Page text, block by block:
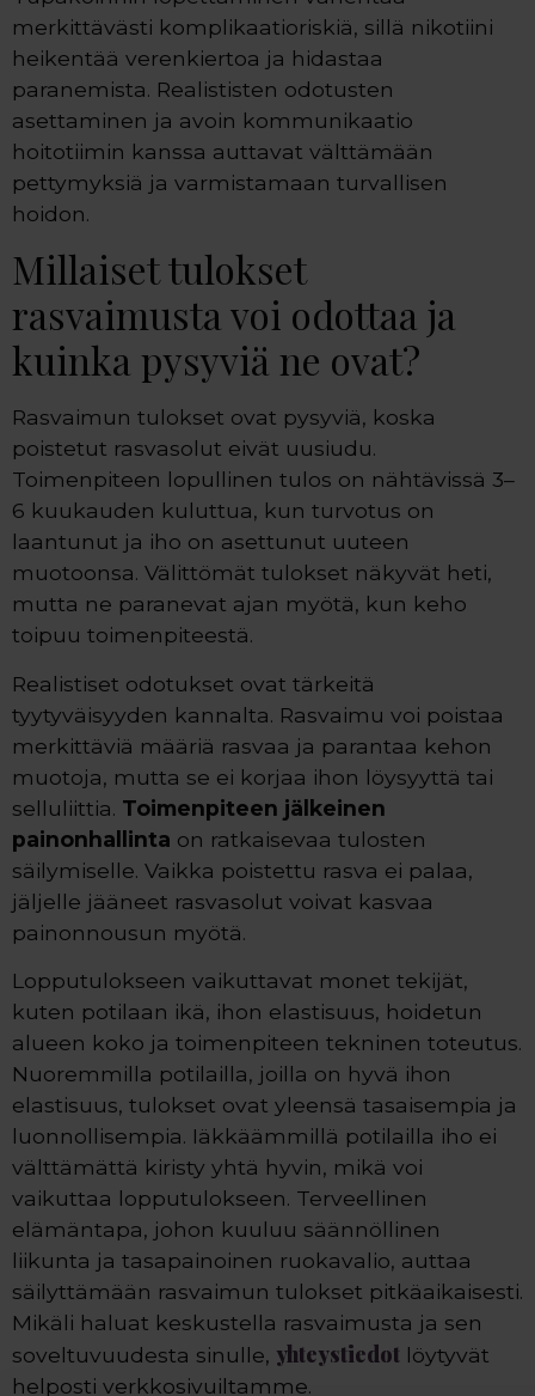
merkittävästi komplikaatioriskiä, sillä nikotiini
heikentää verenkiertoa ja hidastaa
paranemista. Realististen odotusten
asettaminen ja avoin kommunikaatio
hoitotiimin kanssa auttavat välttämään
pettymyksiä ja varmistamaan turvallisen
hoidon.
Millaiset tulokset
rasvaimusta voi odottaa ja
kuinka pysyviä ne ovat?
Rasvaimun tulokset ovat pysyviä, koska
poistetut rasvasolut eivät uusiudu.
Toimenpiteen lopullinen tulos on nähtävissä 3–
6 kuukauden kuluttua, kun turvotus on
laantunut ja iho on asettunut uuteen
muotoonsa. Välittömät tulokset näkyvät heti,
mutta ne paranevat ajan myötä, kun keho
toipuu toimenpiteestä.
Realistiset odotukset ovat tärkeitä
tyytyväisyyden kannalta. Rasvaimu voi poistaa
merkittäviä määriä rasvaa ja parantaa kehon
muotoja, mutta se ei korjaa ihon löysyyttä tai
selluliittia. Toimenpiteen jälkeinen
painonhallinta on ratkaisevaa tulosten
säilymiselle. Vaikka poistettu rasva ei palaa,
jäljelle jääneet rasvasolut voivat kasvaa
painonnousun myötä.
Lopputulokseen vaikuttavat monet tekijät,
kuten potilaan ikä, ihon elastisuus, hoidetun
alueen koko ja toimenpiteen tekninen toteutus.
Nuoremmilla potilailla, joilla on hyvä ihon
elastisuus, tulokset ovat yleensä tasaisempia ja
luonnollisempia. Iäkkäämmillä potilailla iho ei
välttämättä kiristy yhtä hyvin, mikä voi
vaikuttaa lopputulokseen. Terveellinen
elämäntapa, johon kuuluu säännöllinen
liikunta ja tasapainoinen ruokavalio, auttaa
säilyttämään rasvaimun tulokset pitkäaikaisesti.
Mikäli haluat keskustella rasvaimusta ja sen
soveltuvuudesta sinulle, yhteystiedot löytyvät
helposti verkkosivuiltamme.